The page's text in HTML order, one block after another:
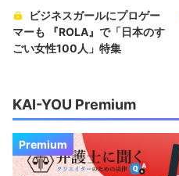
ビジネスガールにプロゲー
マーも 『ROLA』で「日本のす
ごい女性100人」特集
KAI-YOU Premium
Premium